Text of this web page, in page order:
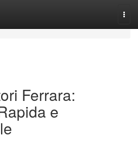
Ferrara:
e